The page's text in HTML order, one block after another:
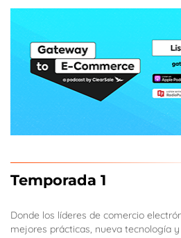
Temporada 1
Donde los líderes de comercio
mejores prácticas, nueva tecnología